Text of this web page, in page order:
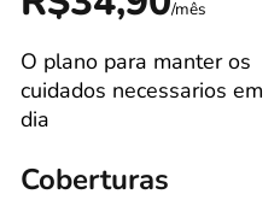
/mês
O plano para manter os
cuidados necessarios em
dia
Coberturas